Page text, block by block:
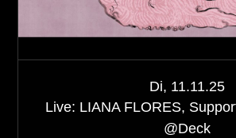
Di, 11.11.25
Live: LIANA FLORES,
@Deck